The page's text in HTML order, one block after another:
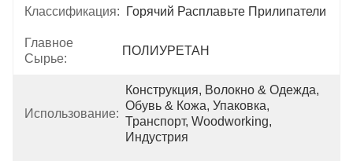
Классификация: Горячий Расплавьте Прилипатели
Главное
Сырье:
ПОЛИУРЕТАН
Использование:
Конструкция, Волокно & Одежда,
Обувь & Кожа, Упаковка,
Транспорт, Woodworking,
Индустрия